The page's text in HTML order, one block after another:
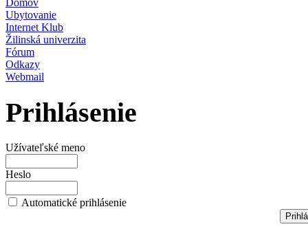
Domov
Ubytovanie
Internet Klub
Žilinská univerzita
Fórum
Odkazy
Webmail
Prihlásenie
Užívateľské meno
Heslo
Automatické prihlásenie